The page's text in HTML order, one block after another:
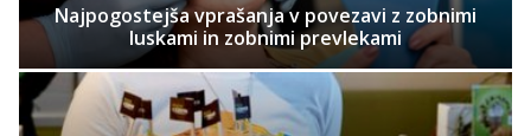
Najpogostejša vprašanja v povezavi z zobnimi
luskami in zobnimi prevlekami